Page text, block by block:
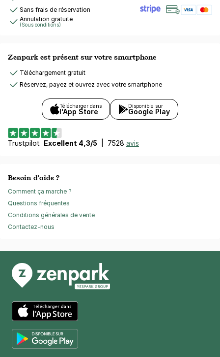
Sans frais de réservation
Annulation gratuite
(Sous conditions)
Zenpark est présent sur votre smartphone
Téléchargement gratuit
Réservez, payez et ouvrez avec votre smartphone
Télécharger dans
l'App Store
Disponible sur
Google Play
Trustpilot Excellent 4,3/5 7528 avis
Besoin d'aide ?
Comment ça marche ?
Questions fréquentes
Conditions générales de vente
Contactez-nous
App Store